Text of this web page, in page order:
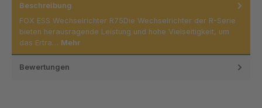
Beschreibung
FOX ESS Wechselrichter R75Die Wechselrichter der R-Serie
bieten herausragende Leistung und hohe Vielseitigkeit, um
das Ertra… Mehr
Bewertungen